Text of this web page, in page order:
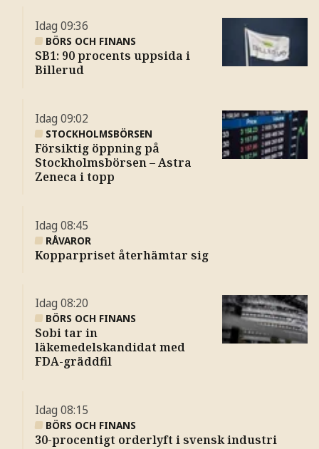
Idag 09:36
BÖRS OCH FINANS
SB1: 90 procents uppsida i
Billerud
Idag 09:02
STOCKHOLMSBÖRSEN
Försiktig öppning på
Stockholmsbörsen – Astra
Zeneca i topp
Idag 08:45
RÅVAROR
Kopparpriset återhämtar sig
Idag 08:20
BÖRS OCH FINANS
Sobi tar in
läkemedelskandidat med
FDA-gräddfil
Idag 08:15
BÖRS OCH FINANS
30-procentigt orderlyft i svensk industri